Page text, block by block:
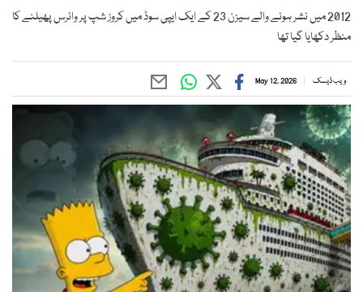
2012 میں نشر ہونے والے سیزن 23 کے ایک ایپی سوڈ میں کروز شپ پر وائرس پھیلنے کا
منظر دکھایا گیا تھا
ویب ڈیسک May 12, 2026